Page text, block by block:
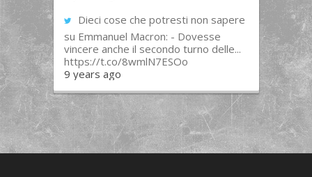
Dieci cose che potresti non sapere
su Emmanuel Macron: - Dovesse
vincere anche il secondo turno delle...
https://t.co/8wmlN7ESOo
9 years ago